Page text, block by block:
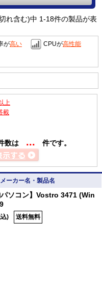
れ含む)中 1-18件の製品が表
が高い CPUが高性能
上
載
数は ... 件です。
ーカー名・製品名
ソコン】Vostro 3471 (Win
) 送料無料